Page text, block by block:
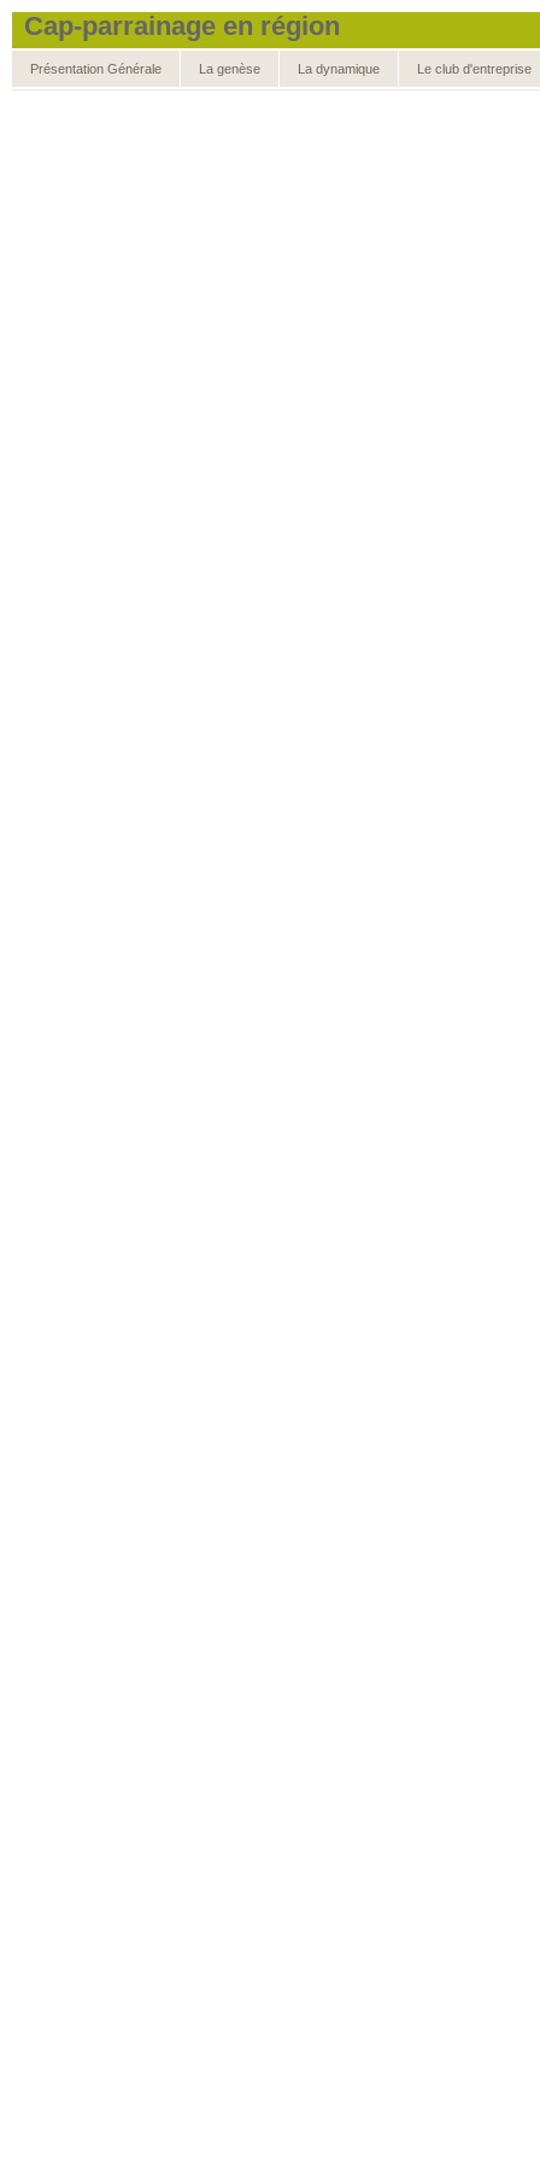
Cap-parrainage en région
Présentation Générale La genèse La dynamique Le club d'entreprise